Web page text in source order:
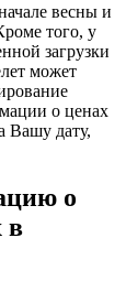
весны и
того, у
загрузки
может
о ценах
Вашу дату,
о
в